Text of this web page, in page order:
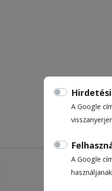
A Google
A Google